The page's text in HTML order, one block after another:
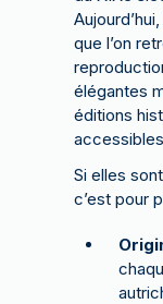
que l’on
élégantes
éditions
Si elles
c’est pour